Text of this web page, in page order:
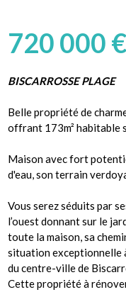
720 000 €
BISCARROSSE PLAGE
Belle propriété de
offrant 173m² habitable
Maison avec fort
d'eau, son terrain
Vous serez séduits par
l’ouest donnant sur le
toute la maison, sa
situation exceptionnelle
du centre-ville de
Cette propriété à